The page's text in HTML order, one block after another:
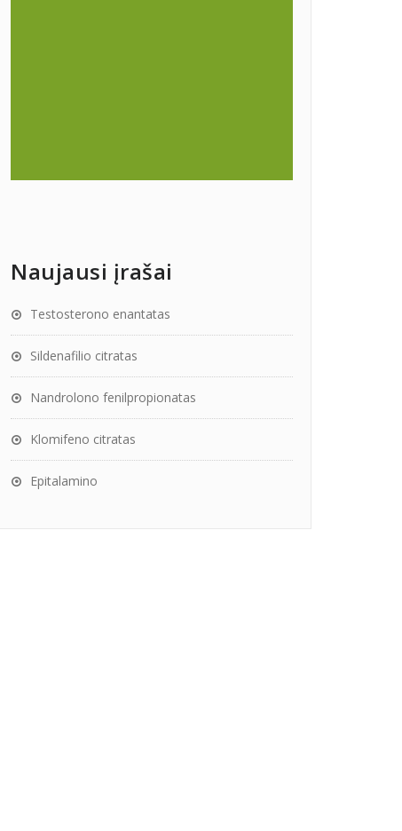
Naujausi įrašai
Testosterono enantatas
Sildenafilio citratas
Nandrolono fenilpropionatas
Klomifeno citratas
Epitalamino